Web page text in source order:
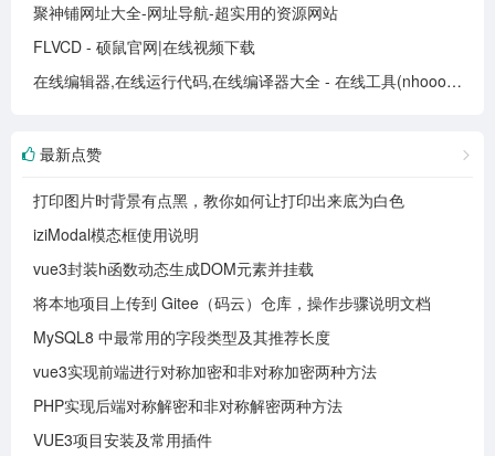
聚神铺网址大全-网址导航-超实用的资源网站
FLVCD - 硕鼠官网|在线视频下载
在线编辑器,在线运行代码,在线编译器大全 - 在线工具(nhooo.com)
最新点赞
打印图片时背景有点黑，教你如何让打印出来底为白色
iziModal模态框使用说明
vue3封装h函数动态生成DOM元素并挂载
将本地项目上传到 Gitee（码云）仓库，操作步骤说明文档
MySQL8 中最常用的字段类型及其推荐长度
vue3实现前端进行对称加密和非对称加密两种方法
PHP实现后端对称解密和非对称解密两种方法
VUE3项目安装及常用插件